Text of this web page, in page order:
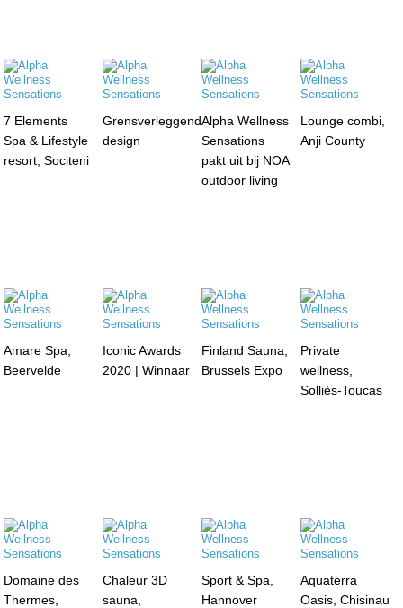
7 Elements
Spa & Lifestyle
resort, Sociteni
Grensverleggend
design
Alpha Wellness
Sensations
pakt uit bij NOA
outdoor living
Lounge combi,
Anji County
Amare Spa,
Beervelde
Iconic Awards
2020 | Winnaar
Finland Sauna,
Brussels Expo
Private
wellness,
Solliès-Toucas
Domaine des
Thermes,
Chaleur 3D
sauna,
Sport & Spa,
Hannover
Aquaterra
Oasis, Chisinau